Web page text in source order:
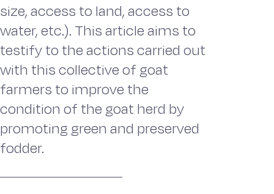
size, access to land, access to
water, etc.). This article aims to
testify to the actions carried out
with this collective of goat
farmers to improve the
condition of the goat herd by
promoting green and preserved
fodder.